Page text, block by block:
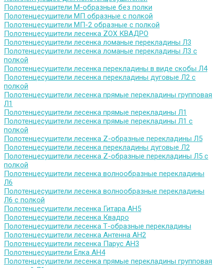
Полотенцесушители М-образные без полки
Полотенцесушители МП образные с полкой
Полотенцесушители МП-2 образные с полкой
Полотенцесушители лесенка ZOX КВАДРО
Полотенцесушители лесенка ломаные перекладины Л3
Полотенцесушители лесенка ломаные перекладины Л3 с
полкой
Полотенцесушители лесенка перекладины в виде скобы Л4
Полотенцесушители лесенка перекладины дуговые Л2 с
полкой
Полотенцесушители лесенка прямые перекладины групповая
Л1
Полотенцесушители лесенка прямые перекладины Л1
Полотенцесушители лесенка прямые перекладины Л1 с
полкой
Полотенцесушители лесенка Z-образные перекладины Л5
Полотенцесушители лесенка перекладины дуговые Л2
Полотенцесушители лесенка Z-образные перекладины Л5 с
полкой
Полотенцесушители лесенка волнообразные перекладины
Л6
Полотенцесушители лесенка волнообразные перекладины
Л6 с полкой
Полотенцесушители лесенка Гитара АН5
Полотенцесушители лесенка Квадро
Полотенцесушители лесенка Т-образные перекладины
Полотенцесушители лесенка Антенна АН2
Полотенцесушители лесенка Парус АН3
Полотенцесушители Елка АН4
Полотенцесушители лесенка прямые перекладины групповая